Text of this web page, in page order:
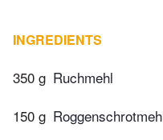
INGREDIENTS
350 g Ruchmehl
150 g